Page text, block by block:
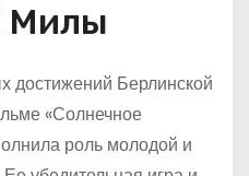
Милы
достижений Берлинской
«Солнечное
роль молодой и